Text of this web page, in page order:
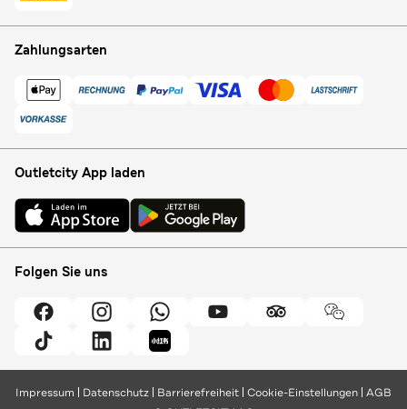
Zahlungsarten
Outletcity App laden
Folgen Sie uns
Impressum Datenschutz Barrierefreiheit Cookie-Einstellungen AGB